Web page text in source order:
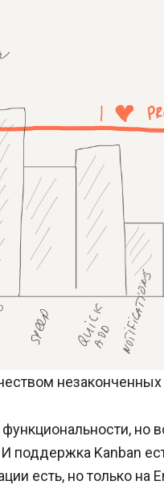
но
поддержка Kanban
есть, но только на